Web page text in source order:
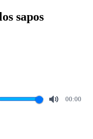
sapos
00:00